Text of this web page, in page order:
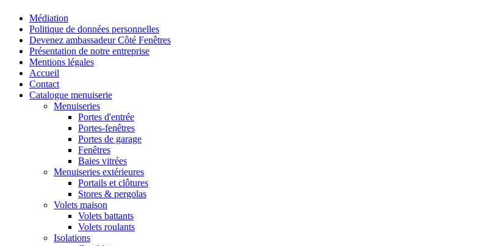
Médiation
Politique de données personnelles
Devenez ambassadeur Côté Fenêtres
Présentation de notre entreprise
Mentions légales
Accueil
Contact
Catalogue menuiserie
Menuiseries
Portes d'entrée
Portes-fenêtres
Portes de garage
Fenêtres
Baies vitrées
Menuiseries extérieures
Portails et clôtures
Stores & pergolas
Volets maison
Volets battants
Volets roulants
Isolations